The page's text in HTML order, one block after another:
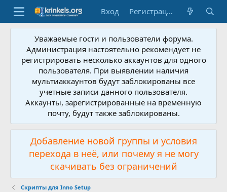
Вход Регистрация
Уважаемые гости и пользователи форума.
Администрация настоятельно рекомендует не
регистрировать несколько аккаунтов для одного
пользователя. При выявлении наличия
мультиаккаунтов будут заблокированы все
учетные записи данного пользователя.
Аккаунты, зарегистрированные на временную
почту, будут также заблокированы.
Добавление новой группы и условия
перехода в неё, или почему я не могу
скачивать без ограничений
Скрипты для Inno Setup